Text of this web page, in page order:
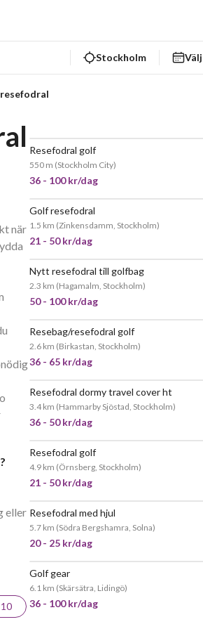
Stockholm
när
eller
Resefodral golf
550 m (Stockholm City)
36 - 100 kr/dag
Golf resefodral
1.5 km (Zinkensdamm, Stockholm)
21 - 50 kr/dag
Nytt resefodral till golfbag
2.3 km (Hagamalm, Stockholm)
50 - 100 kr/dag
Resebag/resefodral golf
2.6 km (Birkastan, Stockholm)
36 - 65 kr/dag
JÄTTEPOPULÄR
Resefodral dormy travel cover ht
3.4 km (Hammarby Sjöstad, Stockholm)
36 - 50 kr/dag
Resefodral golf
4.9 km (Örnsberg, Stockholm)
21 - 50 kr/dag
Resefodral med hjul
5.7 km (Södra Bergshamra, Solna)
20 - 25 kr/dag
Golf gear
6.1 km (Skärsätra, Lidingö)
36 - 100 kr/dag